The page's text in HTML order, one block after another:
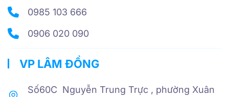
0985 103 666
0906 020 090
VP LÂM ĐỒNG
Số60C Nguyễn Trung Trực , phường Xuân